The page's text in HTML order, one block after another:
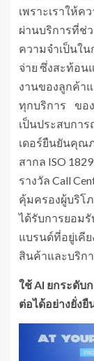
เพราะเราให้
ผ่านบริการที่ช่
ความจำเป็นใ
จ่าย ซึ่งสะท้อน
งานของลูกค้า
ทุกบริการ ของ
เป็นประสบกา
เดอร์ยืนยันคุณ
สากล ISO
รางวัล Call
คุ้มครองผู้บริโ
ได้รับการยอม
แบรนด์ที่อยู่เคี
สินค้าและบริกา
ใช้AI ยกระดับ
ต่อได้อย่างยั่งยื